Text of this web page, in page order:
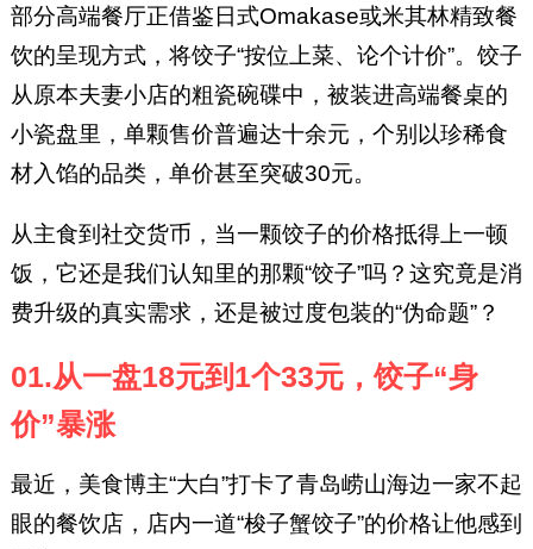
部分高端餐厅正借鉴日式Omakase或米其林精致餐
饮的呈现方式，将饺子“按位上菜、论个计价”。饺子
从原本夫妻小店的粗瓷碗碟中，被装进高端餐桌的
小瓷盘里，单颗售价普遍达十余元，个别以珍稀食
材入馅的品类，单价甚至突破30元。
从主食到社交货币，当一颗饺子的价格抵得上一顿
饭，它还是我们认知里的那颗“饺子”吗？这究竟是消
费升级的真实需求，还是被过度包装的“伪命题”？
01.从一盘18元到1个33元，饺子“身
价”暴涨
最近，美食博主“大白”打卡了青岛崂山海边一家不起
眼的餐饮店，店内一道“梭子蟹饺子”的价格让他感到